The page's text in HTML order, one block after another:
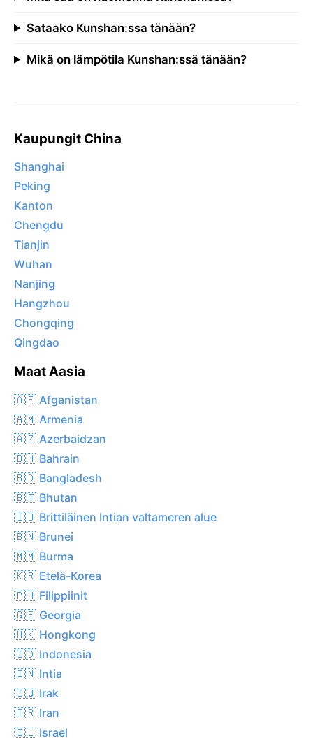
Sataako Kunshan:ssa tänään?
Mikä on lämpötila Kunshan:ssä tänään?
Kaupungit China
Shanghai
Peking
Kanton
Chengdu
Tianjin
Wuhan
Nanjing
Hangzhou
Chongqing
Qingdao
Maat Aasia
🇦🇫 Afganistan
🇦🇲 Armenia
🇦🇿 Azerbaidzan
🇧🇭 Bahrain
🇧🇩 Bangladesh
🇧🇹 Bhutan
🇮🇴 Brittiläinen Intian valtameren alue
🇧🇳 Brunei
🇲🇲 Burma
🇰🇷 Etelä-Korea
🇵🇭 Filippiinit
🇬🇪 Georgia
🇭🇰 Hongkong
🇮🇩 Indonesia
🇮🇳 Intia
🇮🇶 Irak
🇮🇷 Iran
🇮🇱 Israel